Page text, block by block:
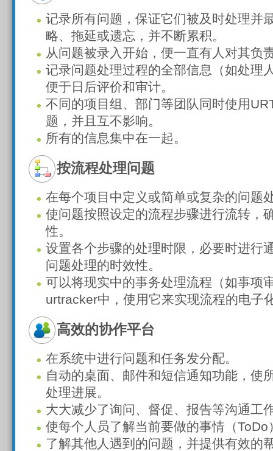
记录所有问题，保证它们被及时处理并
略、拖延或遗忘，并不断累积。
从问题被录入开始，便一直有人对其负
记录问题处理过程的全部信息（如处理
便于日后评价和审计。
不同的项目组、部门等团队同时使用
题，并且互不影响。
所有的信息集中在一起。
按流程处理问题
在每个项目中定义或简单或复杂的问题
使问题按照设定的流程步骤进行流转，
性。
设置各个步骤的处理时限，必要时进行
问题处理的时效性。
可以将现实中的事务处理流程（如事项
urtracker中，使用它来实现流程的电子
高效的协作平台
在系统中进行问题和任务发分配。
自动的桌面、邮件和短信通知功能，使
处理进展。
大大减少了询问、督促、报告等沟通工
使每个人员了解当前要做的事情（
了解其他人遇到的问题，并提供有效的